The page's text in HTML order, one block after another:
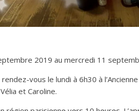
2019 au mercredi 11
vous le lundi à 6h30 à
et Caroline.